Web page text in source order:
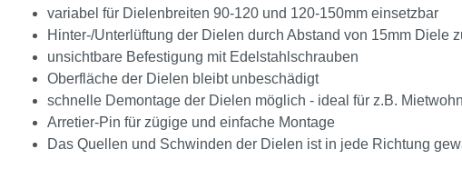
variabel für Dielenbreiten 90-120 und 120-150mm einsetzbar
Hinter-/Unterlüftung der Dielen durch Abstand von 15mm Diele
unsichtbare Befestigung mit Edelstahlschrauben
Oberfläche der Dielen bleibt unbeschädigt
schnelle Demontage der Dielen möglich - ideal für z.B.
Arretier-Pin für zügige und einfache Montage
Das Quellen und Schwinden der Dielen ist in jede Richtung